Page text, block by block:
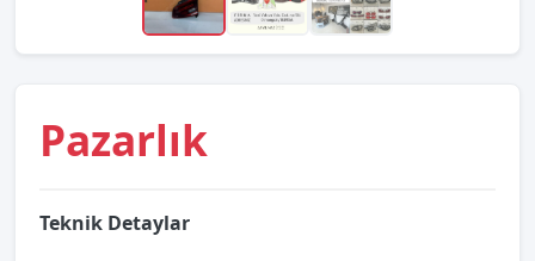
Pazarlık
Teknik Detaylar